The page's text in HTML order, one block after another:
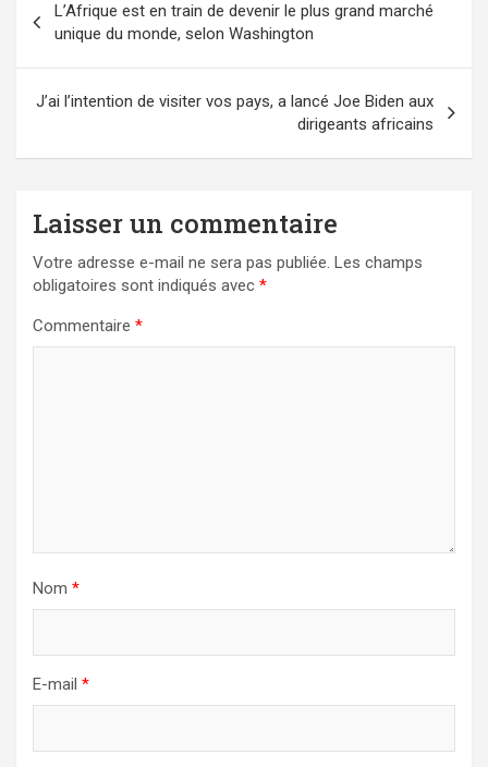
de
l’article
L’Afrique est en train de devenir le plus grand marché
unique du monde, selon Washington
J’ai l’intention de visiter vos pays, a lancé Joe Biden aux
dirigeants africains
Laisser un commentaire
Votre adresse e-mail ne sera pas publiée. Les champs
obligatoires sont indiqués avec *
Commentaire *
Nom *
E-mail *